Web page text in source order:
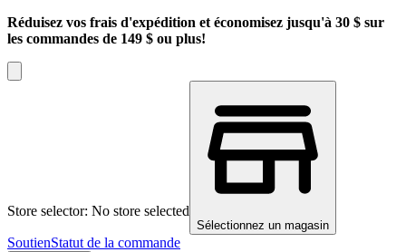
Réduisez vos frais d'expédition et économisez jusqu'à 30 $ sur
les commandes de 149 $ ou plus!
Store selector: No store selected
Sélectionnez un magasin
SoutienStatut de la commande